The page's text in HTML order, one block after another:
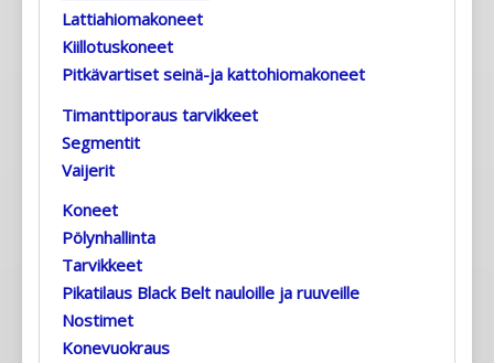
Lattiahiomakoneet
Kiillotuskoneet
Pitkävartiset seinä-ja kattohiomakoneet
Timanttiporaus tarvikkeet
Segmentit
Vaijerit
Koneet
Pölynhallinta
Tarvikkeet
Pikatilaus Black Belt nauloille ja ruuveille
Nostimet
Konevuokraus